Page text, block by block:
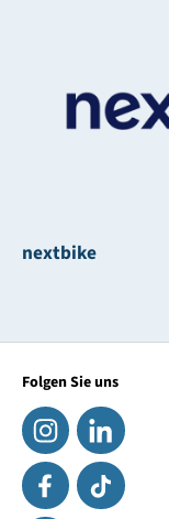
nextbike
Folgen Sie uns